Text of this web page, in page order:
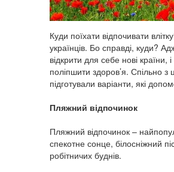
Куди поїхати відпочивати
українців. Бо справді, куди?
відкрити для себе нові
поліпшити здоров’я. Спільно
підготували варіанти, які
Пляжний відпочинок
Пляжний відпочинок –
спекотне сонце, білосніжний
робітничих буднів.